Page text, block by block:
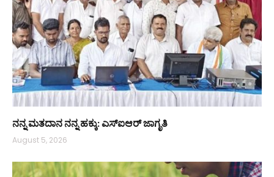
ನನ್ನ ಮತದಾನ ನನ್ನ ಹಕ್ಕು: ಎಸ್ಐಆರ್ ಜಾಗೃತಿ
August 5, 2026